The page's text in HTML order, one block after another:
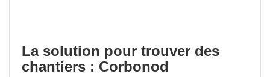
La solution pour trouver des
chantiers : Corbonod